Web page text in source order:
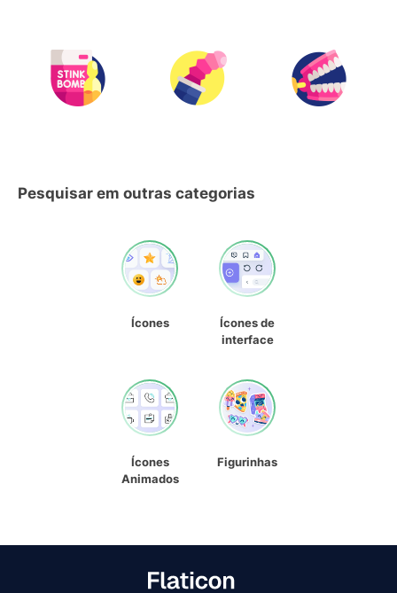
Pesquisar em outras categorias
Ícones
Ícones de
interface
Ícones
Animados
Figurinhas